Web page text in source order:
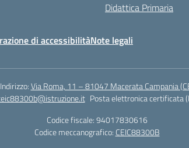
Didattica Primaria
di accessibilitàNote legali
Indirizzo:Via Roma, 11 – 81047 Macerata Campania
Posta elettronica certificata
Codice fiscale: 94017830616
Codice meccanografico: CEIC88300B